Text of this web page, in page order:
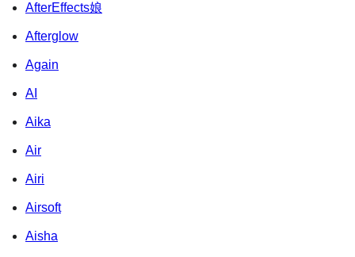
AfterEffects娘
Afterglow
Again
AI
Aika
Air
Airi
Airsoft
Aisha